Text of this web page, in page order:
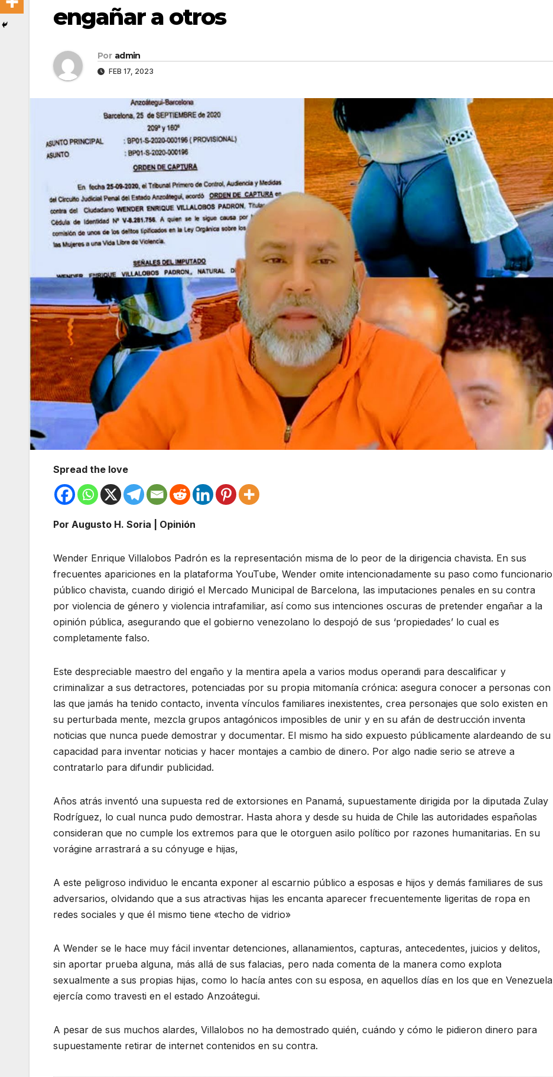
engañar a otros
Por admin
FEB 17, 2023
Spread the love
Por Augusto H. Soria | Opinión
Wender Enrique Villalobos Padrón es la representación misma de lo peor de la dirigencia chavista. En sus
frecuentes apariciones en la plataforma YouTube, Wender omite intencionadamente su paso como funcionario
público chavista, cuando dirigió el Mercado Municipal de Barcelona, las imputaciones penales en su contra
por violencia de género y violencia intrafamiliar, así como sus intenciones oscuras de pretender engañar a la
opinión pública, asegurando que el gobierno venezolano lo despojó de sus ‘propiedades’ lo cual es
completamente falso.
Este despreciable maestro del engaño y la mentira apela a varios modus operandi para descalificar y
criminalizar a sus detractores, potenciadas por su propia mitomanía crónica: asegura conocer a personas con
las que jamás ha tenido contacto, inventa vínculos familiares inexistentes, crea personajes que solo existen en
su perturbada mente, mezcla grupos antagónicos imposibles de unir y en su afán de destrucción inventa
noticias que nunca puede demostrar y documentar. El mismo ha sido expuesto públicamente alardeando de su
capacidad para inventar noticias y hacer montajes a cambio de dinero. Por algo nadie serio se atreve a
contratarlo para difundir publicidad.
Años atrás inventó una supuesta red de extorsiones en Panamá, supuestamente dirigida por la diputada Zulay
Rodríguez, lo cual nunca pudo demostrar. Hasta ahora y desde su huida de Chile las autoridades españolas
consideran que no cumple los extremos para que le otorguen asilo político por razones humanitarias. En su
vorágine arrastrará a su cónyuge e hijas,
A este peligroso individuo le encanta exponer al escarnio público a esposas e hijos y demás familiares de sus
adversarios, olvidando que a sus atractivas hijas les encanta aparecer frecuentemente ligeritas de ropa en
redes sociales y que él mismo tiene «techo de vidrio»
A Wender se le hace muy fácil inventar detenciones, allanamientos, capturas, antecedentes, juicios y delitos,
sin aportar prueba alguna, más allá de sus falacias, pero nada comenta de la manera como explota
sexualmente a sus propias hijas, como lo hacía antes con su esposa, en aquellos días en los que en Venezuela
ejercía como travesti en el estado Anzoátegui.
A pesar de sus muchos alardes, Villalobos no ha demostrado quién, cuándo y cómo le pidieron dinero para
supuestamente retirar de internet contenidos en su contra.